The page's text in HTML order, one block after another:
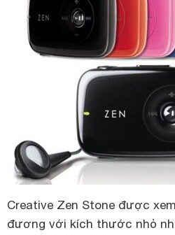
Creative Zen Stone được
đương với kích thước nhỏ